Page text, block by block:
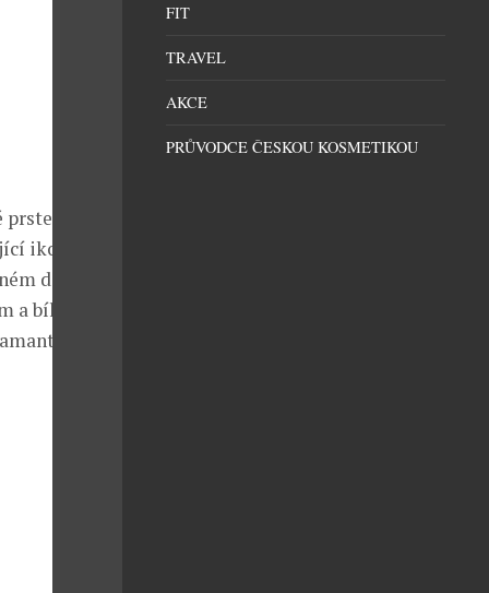
s
ikonické
designu.
a bílém
které
FIT
TRAVEL
AKCE
PRŮVODCE ČESKOU KOSMETIKOU